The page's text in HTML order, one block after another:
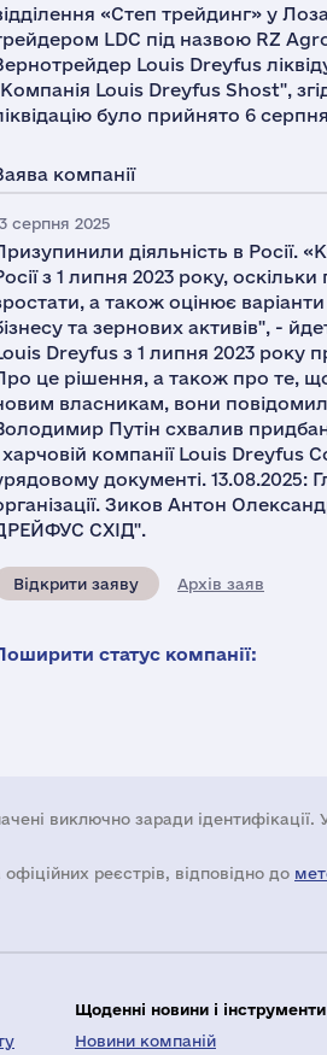
«Степ трейдинг» у
LDC під назвою RZ
Louis Dreyfus
Louis Dreyfus Shost",
було прийнято 6
компанії
серпня 2025
діяльність в Росії.
з 1 липня 2023 року,
а також оцінює
та зернових активів", -
Dreyfus з 1 липня 2023 року
це рішення, а також про те,
власникам, вони
Путін схвалив
харчовій компанії Louis Dreyfus
документі. 13.08.2025:
Зиков Антон
СХІД".
Відкрити заяву Архів заяв
статус компанії:
виключно заради ідентифікації.
реєстрів, відповідно до
Щоденні новини і інструменти
Новини компаній